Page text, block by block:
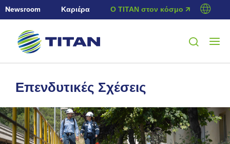
Newsroom Καριέρα Ο ΤΙΤΑΝ στον κόσμο 🡭
Επενδυτικές Σχέσεις